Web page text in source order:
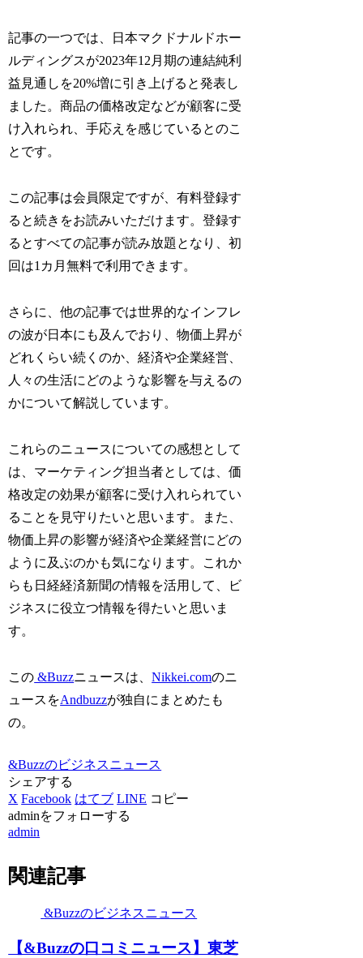
記事の一つでは、日本マクドナルドホー
ルディングスが2023年12月期の連結純利
益見通しを20%増に引き上げると発表し
ました。商品の価格改定などが顧客に受
け入れられ、手応えを感じているとのこ
とです。
この記事は会員限定ですが、有料登録す
ると続きをお読みいただけます。登録す
るとすべての記事が読み放題となり、初
回は1カ月無料で利用できます。
さらに、他の記事では世界的なインフレ
の波が日本にも及んでおり、物価上昇が
どれくらい続くのか、経済や企業経営、
人々の生活にどのような影響を与えるの
かについて解説しています。
これらのニュースについての感想として
は、マーケティング担当者としては、価
格改定の効果が顧客に受け入れられてい
ることを見守りたいと思います。また、
物価上昇の影響が経済や企業経営にどの
ように及ぶのかも気になります。これか
らも日経経済新聞の情報を活用して、ビ
ジネスに役立つ情報を得たいと思いま
す。
この &Buzzニュースは、Nikkei.comのニ
ュースをAndbuzzが独自にまとめたも
の。
&Buzzのビジネスニュース
シェアする
X Facebook はてブ LINE コピー
adminをフォローする
admin
関連記事
&Buzzのビジネスニュース
【&Buzzの口コミニュース】東芝